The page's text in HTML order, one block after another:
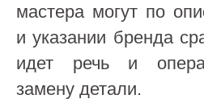
мастера могут по
и указании бренда
идет речь и
замену детали.